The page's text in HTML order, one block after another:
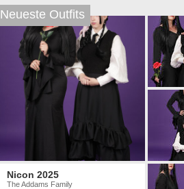
Neueste Outfits
Nicon 2025
The Addams Family